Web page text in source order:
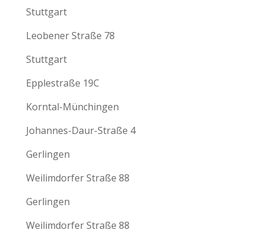
Stuttgart
Leobener Straße 78
Stuttgart
Epplestraße 19C
Korntal-Münchingen
Johannes-Daur-Straße 4
Gerlingen
Weilimdorfer Straße 88
Gerlingen
Weilimdorfer Straße 88